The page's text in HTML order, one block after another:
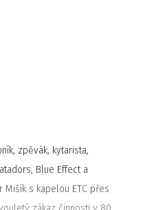
zpěvák, kytarista,
Blue Effect a
Mišík s kapelou ETC přes